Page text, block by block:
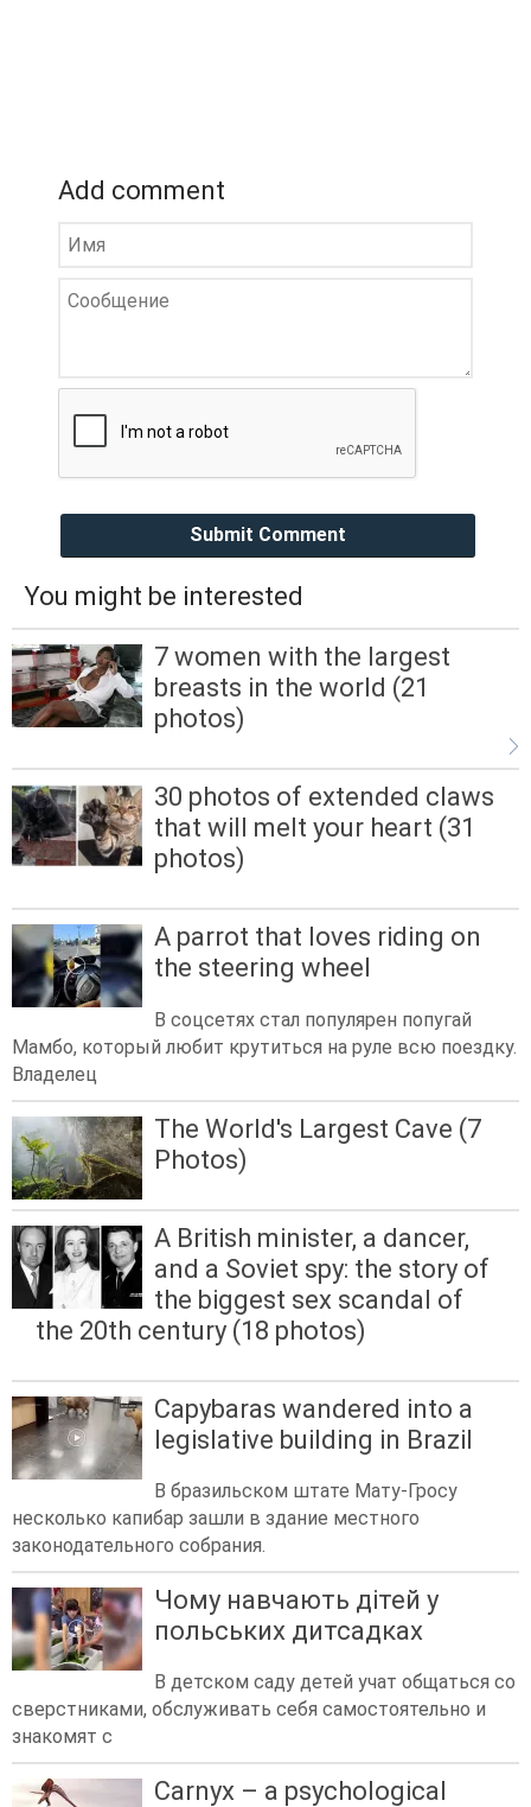
Add comment
Submit Comment
You might be interested
7 women with the largest
breasts in the world (21
photos)
30 photos of extended claws
that will melt your heart (31
photos)
A parrot that loves riding on
the steering wheel
В соцсетях стал популярен попугай
Мамбо, который любит крутиться на руле всю поездку.
Владелец
The World's Largest Cave (7
Photos)
A British minister, a dancer,
and a Soviet spy: the story of
the biggest sex scandal of
the 20th century (18 photos)
Capybaras wandered into a
legislative building in Brazil
В бразильском штате Мату-Гросу
несколько капибар зашли в здание местного
законодательного собрания.
Чому навчають дітей у
польських дитсадках
В детском саду детей учат общаться со
сверстниками, обслуживать себя самостоятельно и
знакомят с
Carnyx – a psychological